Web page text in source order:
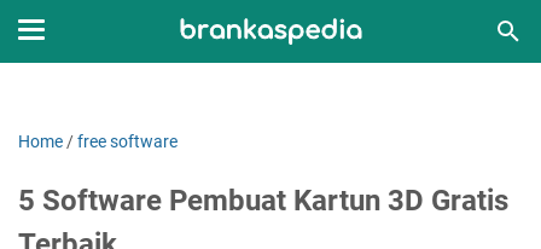
Home /free software
5 Software Pembuat Kartun 3D Gratis